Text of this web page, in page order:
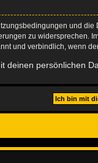
und
zu widersprechen.
und verbindlich, wenn
deinen persönlichen